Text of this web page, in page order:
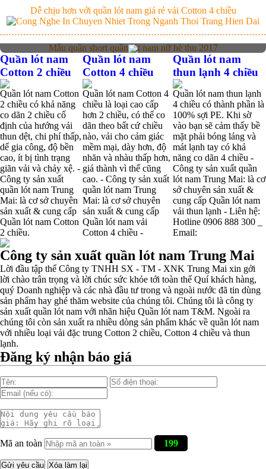
Mẫu quần short quần lót nam nữ hè thu 2017
Thị hiều quần lót nam bơi lội nam và nữ 2017
Xu hướng thời trang trẻ và quần lót nam giá sỉ
Giặt và bảo quản quần lót nam đúng cách
Mẫu quần lót nam giá rẻ sốt hè 2017
Những mẩu quần lót nam thông dụng hiện nay
Bộ sưu tập quần lót nam Boxer TpHCM
Quần lót nam boxer thun lạnh
Nguyên bộ quần lót nam Boxer thun lạnh giá rẻ
Dễ chịu hơn với quần lót nam giá rẻ vải Cotton 4 chiều
Quần lót nam
Cotton 2 chiều
Quần lót nam Cotton
2 chiều có khả năng
co dãn 2 chiều cố
định của hướng vải
thun dệt, chi phí thấp,
dể gia công, độ bền
cao, ít bị tình trạng
giãn vải và chảy xệ. -
Công ty sản xuất
quần lót nam Trung
Mai: là cơ sở chuyên
sản xuất & cung cấp
Quần lót nam Cotton
2 chiều.
Quần lót nam
Cotton 4 chiều
Quần lót nam Cotton 4
chiều là loại cao cấp
hơn 2 chiều, có thể co
dãn theo bất cứ chiều
nào, vải cho cảm giác
mềm mại, dày hơn, độ
nhăn và nhàu thấp hơn,
giá thành vì thế cũng
cao. - Công ty sản xuất
quần lót nam Trung
Mai: là cơ sở chuyên
sản xuất & cung cấp
Quần lót nam vải
Cotton 4 chiều -
Quần lót nam
thun lạnh 4 chiều
Quần lót nam thun lạnh
4 chiều có thành phần là
100% sợi PE. Khi sờ
vào bạn sẽ cảm thấy bề
mặt phải bóng láng và
mát lạnh tay có khả
năng co dãn 4 chiều -
Công ty sản xuất quần
lót nam Trung Mai: là cơ
sở chuyên sản xuất &
cung cấp Quần lót nam
vải thun lạnh - Liên hệ:
Hotline 0906 888 300 _
Email:
Công ty sản xuất quần lót nam Trung Mai
Lời đầu tập thể Công ty TNHH SX - TM - XNK Trung Mai xin gởi
lời chào trân trọng và lời chúc sức khỏe tới toàn thể Quí khách hàng,
quý Doanh nghiệp và các nhà đầu tư trong và ngoài nước đã tin dùng
sản phẩm hay ghé thăm website của chúng tôi. Chúng tôi là công ty
sản xuất quần lót nam với nhãn hiệu Quần lót nam T&M. Ngoài ra
chúng tôi còn sản xuất ra nhiều dòng sản phẩm khác về quần lót nam
với nhiều loại vải đặc trung Cotton 2 chiều, Cotton 4 chiều và thun
lạnh.
Đăng ký nhận báo giá
Mã an toàn 199